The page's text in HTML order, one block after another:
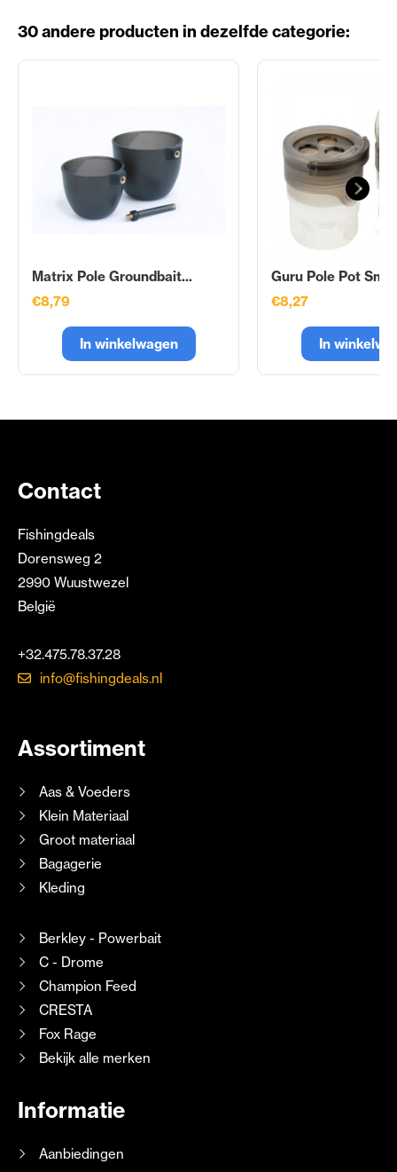
30 andere producten in dezelfde categorie:
Matrix Pole Groundbait...
€8,79
In winkelwagen
Guru Pole Pot
€8,27
In
Contact
Fishingdeals
Dorensweg 2
2990 Wuustwezel
België
+32.475.78.37.28
info@fishingdeals.nl
Assortiment
Aas & Voeders
Klein Materiaal
Groot materiaal
Bagagerie
Kleding
Berkley - Powerbait
C - Drome
Champion Feed
CRESTA
Fox Rage
Bekijk alle merken
Informatie
Aanbiedingen